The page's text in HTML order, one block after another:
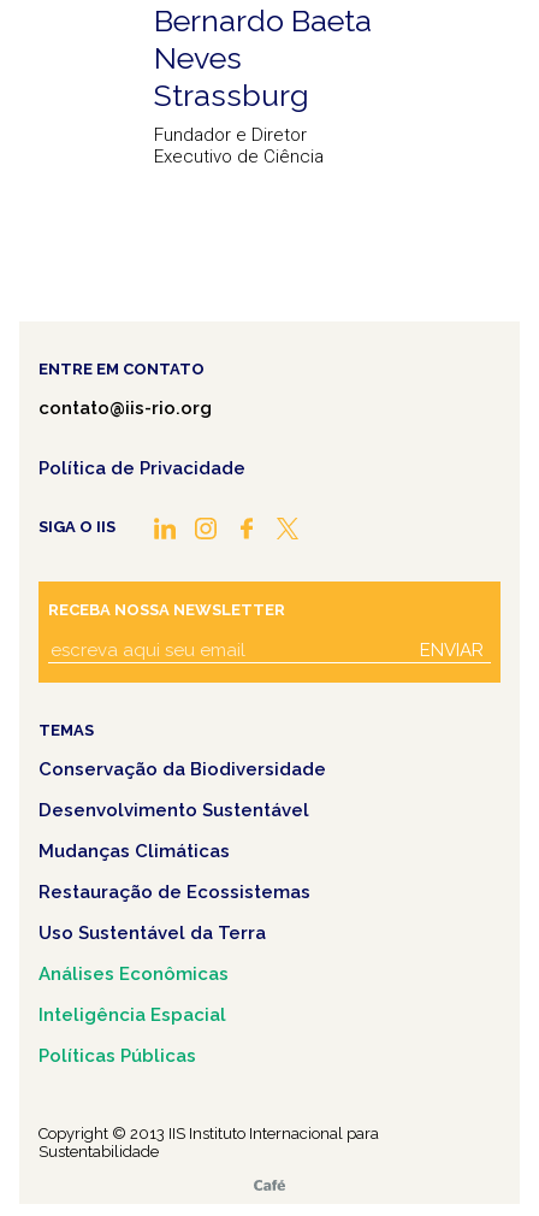
Bernardo Baeta
Neves
Strassburg
Fundador e Diretor
Executivo de Ciência
ENTRE EM CONTATO
contato@iis-rio.org
Política de Privacidade
SIGA O IIS
RECEBA NOSSA NEWSLETTER
ENVIAR
TEMAS
Conservação da Biodiversidade
Desenvolvimento Sustentável
Mudanças Climáticas
Restauração de Ecossistemas
Uso Sustentável da Terra
Análises Econômicas
Inteligência Espacial
Políticas Públicas
Copyright © 2013 IIS Instituto Internacional para
Sustentabilidade